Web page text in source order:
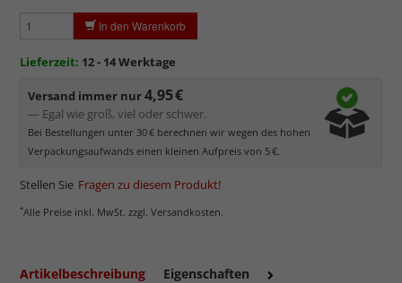
Reflektierende Oberfläche
werden kann.
Schutz des Bildes.
Normalglas hat eine leichte Grünfärbung
, wodurch es im
Bereich der Weißtöne zu einem dezenten Grünschimmer
kommt. Für Bilder mit hellen Farben empfehlen wir Kunst- oder
Museumsglas.
In den Warenkorb
Lieferzeit: 12 - 14 Werktage
Versand immer nur4,95 €
— Egal wie groß, viel oder schwer.
Bei Bestellungen unter 30 € berechnen wir wegen des hohen
Verpackungsaufwands einen kleinen Aufpreis von 5 €.
Stellen Sie Fragen zu diesem Produkt!
*Alle Preise inkl. MwSt. zzgl. Versandkosten.
Artikelbeschreibung Eigenschaften